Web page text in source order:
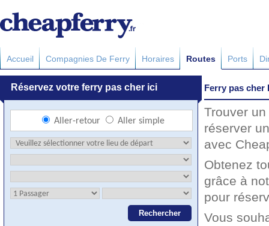
Accueil Compagnies De Ferry Horaires Routes Ports
Ferry pas cher
Trouver
réserver
avec
Obtenez
grâce à
pour
Vous